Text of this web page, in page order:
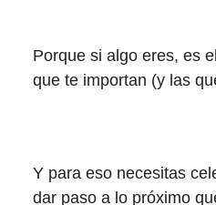
Porque si algo eres, es
que te importan (y las
Y para eso necesitas
dar paso a lo próximo